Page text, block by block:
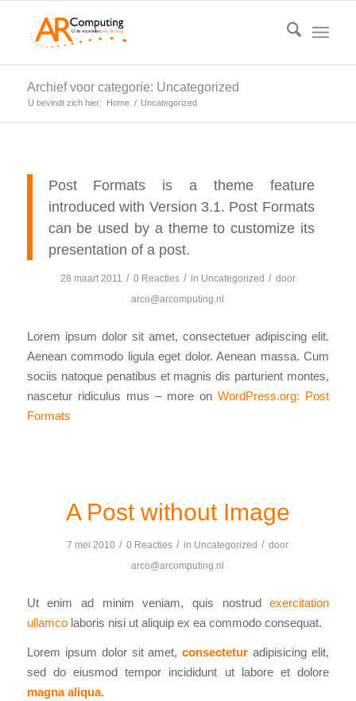
Archief voor categorie: Uncategorized
U bevindt zich hier: Home / Uncategorized
Post Formats is a theme feature
introduced with Version 3.1. Post Formats
can be used by a theme to customize its
presentation of a post.
28 maart 2011 / 0 Reacties / in Uncategorized / door
arco@arcomputing.nl
Lorem ipsum dolor sit amet, consectetuer adipiscing elit.
Aenean commodo ligula eget dolor. Aenean massa. Cum
sociis natoque penatibus et magnis dis parturient montes,
nascetur ridiculus mus – more onWordPress.org: Post
Formats
A Post without Image
7 mei 2010 / 0 Reacties / in Uncategorized / door
arco@arcomputing.nl
Ut enim ad minim veniam, quis nostrudexercitation
ullamcolaboris nisi ut aliquip ex ea commodo consequat.
Lorem ipsum dolor sit amet,consectetur adipisicing elit,
sed do eiusmod tempor incididunt ut labore et dolore
magna aliqua.